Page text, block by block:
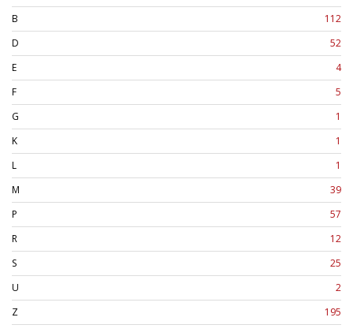
B
112
D
52
E
4
F
5
G
1
K
1
L
1
M
39
P
57
R
12
S
25
U
2
Z
195